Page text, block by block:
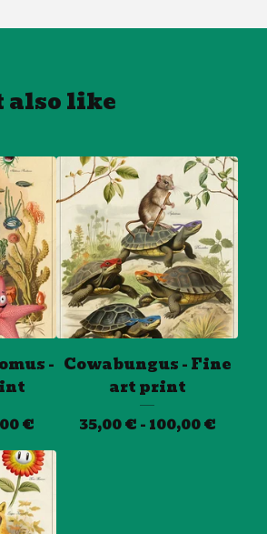
also like
-
€
Cowabungus - Fine
art print
35,00€ - 100,00€